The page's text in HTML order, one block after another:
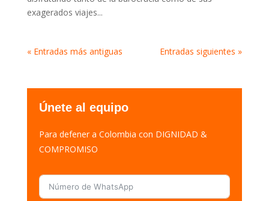
exagerados viajes...
« Entradas más antiguas Entradas siguientes »
Únete al equipo
Para defener a Colombia con DIGNIDAD &
COMPROMISO